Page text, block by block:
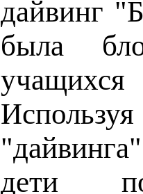
дайвинг
была
дети